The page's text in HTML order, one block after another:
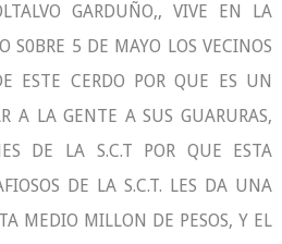
GARDUÑO,, VIVE EN LA
S0BRE 5 DE MAYO LOS VECINOS
ESTE CERDO POR QUE ES UN
A LA GENTE A SUS GUARURAS,
DE LA S.C.T POR QUE ESTA
DE LA S.C.T. LES DA UNA
MEDIO MILLON DE PESOS, Y EL